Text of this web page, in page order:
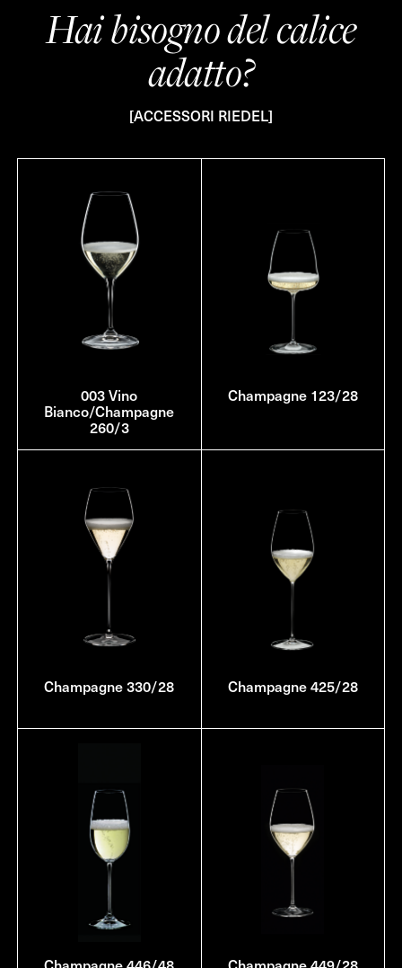
Hai bisogno del calice
adatto?
[ACCESSORI RIEDEL]
003 Vino
Bianco/Champagne
260/3
Champagne 123/28
Champagne 330/28 Champagne 425/28